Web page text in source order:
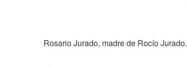
Rosario Jurado, madre de Rocío Jurado.